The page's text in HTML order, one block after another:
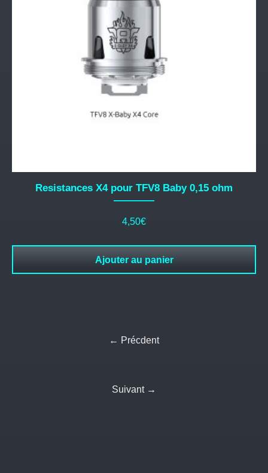
Resistances X4 pour TFV8 Baby 0,15 ohm
4,50€
Ajouter au panier
← Précdent
Suivant →